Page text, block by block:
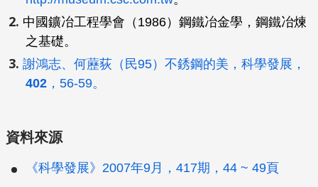
中國鑛冶工程學會（1986）鋼鐵冶金學，鋼鐵冶煉
之基礎。
謝鴻志、何藶荻（民95）不銹鋼的美， 科學發展 ，
402 ，56-59。
資料來源
《科學發展》2007年9月，417期，44 ~ 49頁